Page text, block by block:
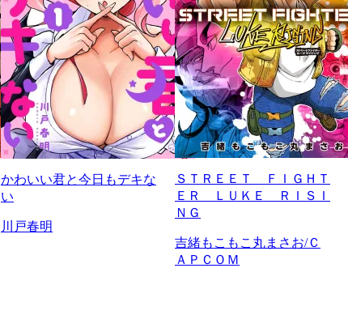
かわいい君と今日もデキな
い
川戸春明
ＳＴＲＥＥＴ ＦＩＧＨＴ
ＥＲ ＬＵＫＥ ＲＩＳＩ
ＮＧ
吉緒もこもこ丸まさお/Ｃ
ＡＰＣＯＭ